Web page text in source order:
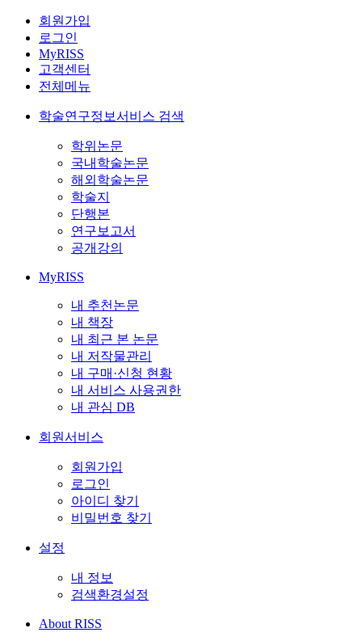
회원가입
로그인
MyRISS
고객센터
전체메뉴
학술연구정보서비스 검색
학위논문
국내학술논문
해외학술논문
학술지
단행본
연구보고서
공개강의
MyRISS
내 추천논문
내 책장
내 최근 본 논문
내 저작물관리
내 구매·신청 현황
내 서비스 사용권한
내 관심 DB
회원서비스
회원가입
로그인
아이디 찾기
비밀번호 찾기
설정
내 정보
검색환경설정
About RISS